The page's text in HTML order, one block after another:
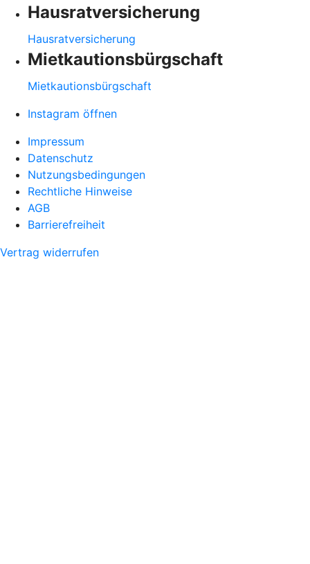
Hausratversicherung
Hausratversicherung
Mietkautionsbürgschaft
Mietkautionsbürgschaft
Instagram öffnen
Impressum
Datenschutz
Nutzungsbedingungen
Rechtliche Hinweise
AGB
Barrierefreiheit
Vertrag widerrufen